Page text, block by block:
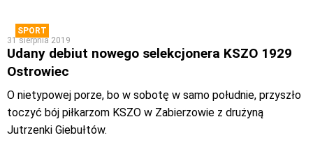
SPORT
31 sierpnia 2019
Udany debiut nowego selekcjonera KSZO 1929
Ostrowiec
O nietypowej porze, bo w sobotę w samo południe, przyszło
toczyć bój piłkarzom KSZO w Zabierzowie z drużyną
Jutrzenki Giebułtów.